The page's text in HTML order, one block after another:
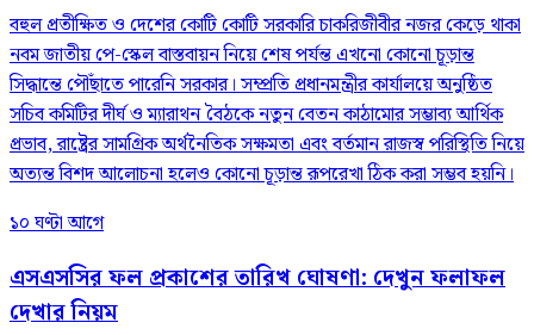
বহুল প্রতীক্ষিত ও দেশের কোটি কোটি সরকারি চাকরিজীবীর নজর কেড়ে থাকা
নবম জাতীয় পে-স্কেল বাস্তবায়ন নিয়ে শেষ পর্যন্ত এখনো কোনো চূড়ান্ত
সিদ্ধান্তে পৌঁছাতে পারেনি সরকার। সম্প্রতি প্রধানমন্ত্রীর কার্যালয়ে অনুষ্ঠিত
সচিব কমিটির দীর্ঘ ও ম্যারাথন বৈঠকে নতুন বেতন কাঠামোর সম্ভাব্য আর্থিক
প্রভাব, রাষ্ট্রের সামগ্রিক অর্থনৈতিক সক্ষমতা এবং বর্তমান রাজস্ব পরিস্থিতি নিয়ে
অত্যন্ত বিশদ আলোচনা হলেও কোনো চূড়ান্ত রূপরেখা ঠিক করা সম্ভব হয়নি।
১০ ঘণ্টা আগে
এসএসসির ফল প্রকাশের তারিখ ঘোষণা: দেখুন ফলাফল
দেখার নিয়ম